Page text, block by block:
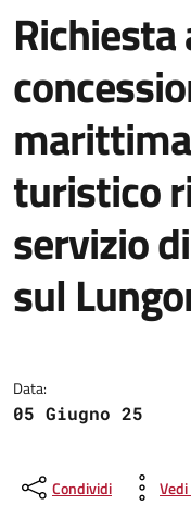
turistico
servizio
sul
Data:
05 Giugno 25
Condividi